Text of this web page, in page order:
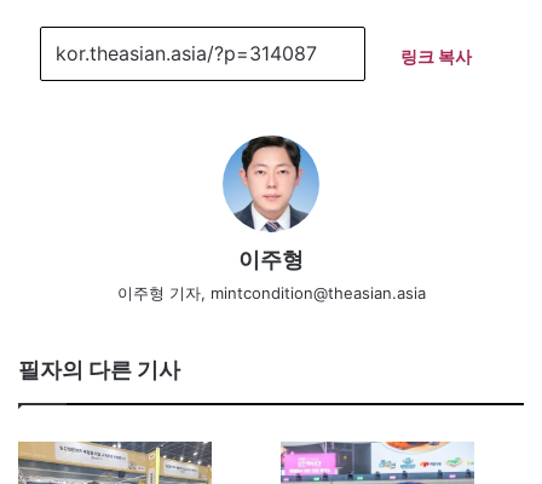
링크 복사
이주형
이주형 기자, mintcondition@theasian.asia
필자의 다른 기사